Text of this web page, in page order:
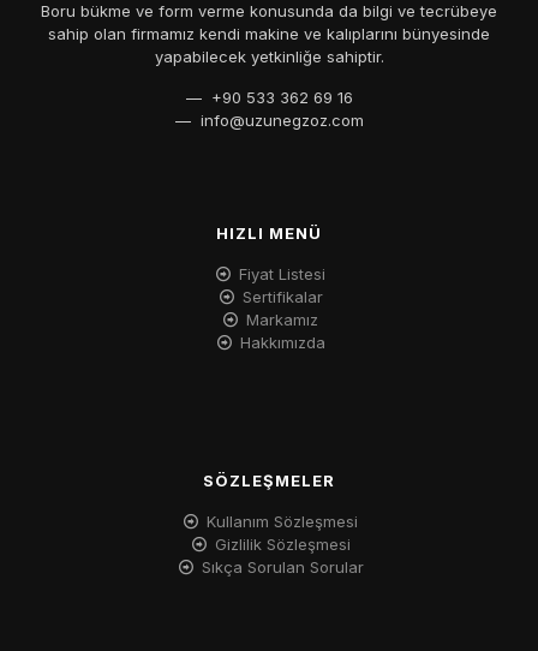
Boru bükme ve form verme konusunda da bilgi ve tecrübeye
sahip olan firmamız kendi makine ve kalıplarını bünyesinde
yapabilecek yetkinliğe sahiptir.
— +90 533 362 69 16
— info@uzunegzoz.com
HIZLI MENÜ
Fiyat Listesi
Sertifikalar
Markamız
Hakkımızda
SÖZLEŞMELER
Kullanım Sözleşmesi
Gizlilik Sözleşmesi
Sıkça Sorulan Sorular